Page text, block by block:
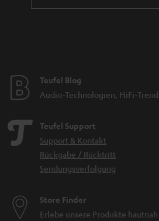
Teufel Blog
Audio-Technologien, HiFi-
Teufel Support
Support & Kontakt
Rückgabe / Rücktritt
Sendungsverfolgung
Store Finder
Erlebe unsere Produkte